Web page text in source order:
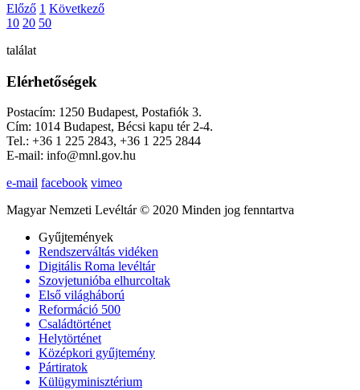
Előző 1 Következő
10 20 50
találat
Elérhetőségek
Postacím: 1250 Budapest, Postafiók 3.
Cím: 1014 Budapest, Bécsi kapu tér 2-4.
Tel.: +36 1 225 2843, +36 1 225 2844
E-mail: info@mnl.gov.hu
e-mail facebook vimeo
Magyar Nemzeti Levéltár © 2020 Minden jog fenntartva
Gyűjtemények
Rendszerváltás vidéken
Digitális Roma levéltár
Szovjetunióba elhurcoltak
Első világháború
Reformáció 500
Családtörténet
Helytörténet
Középkori gyűjtemény
Pártiratok
Külügyminisztérium